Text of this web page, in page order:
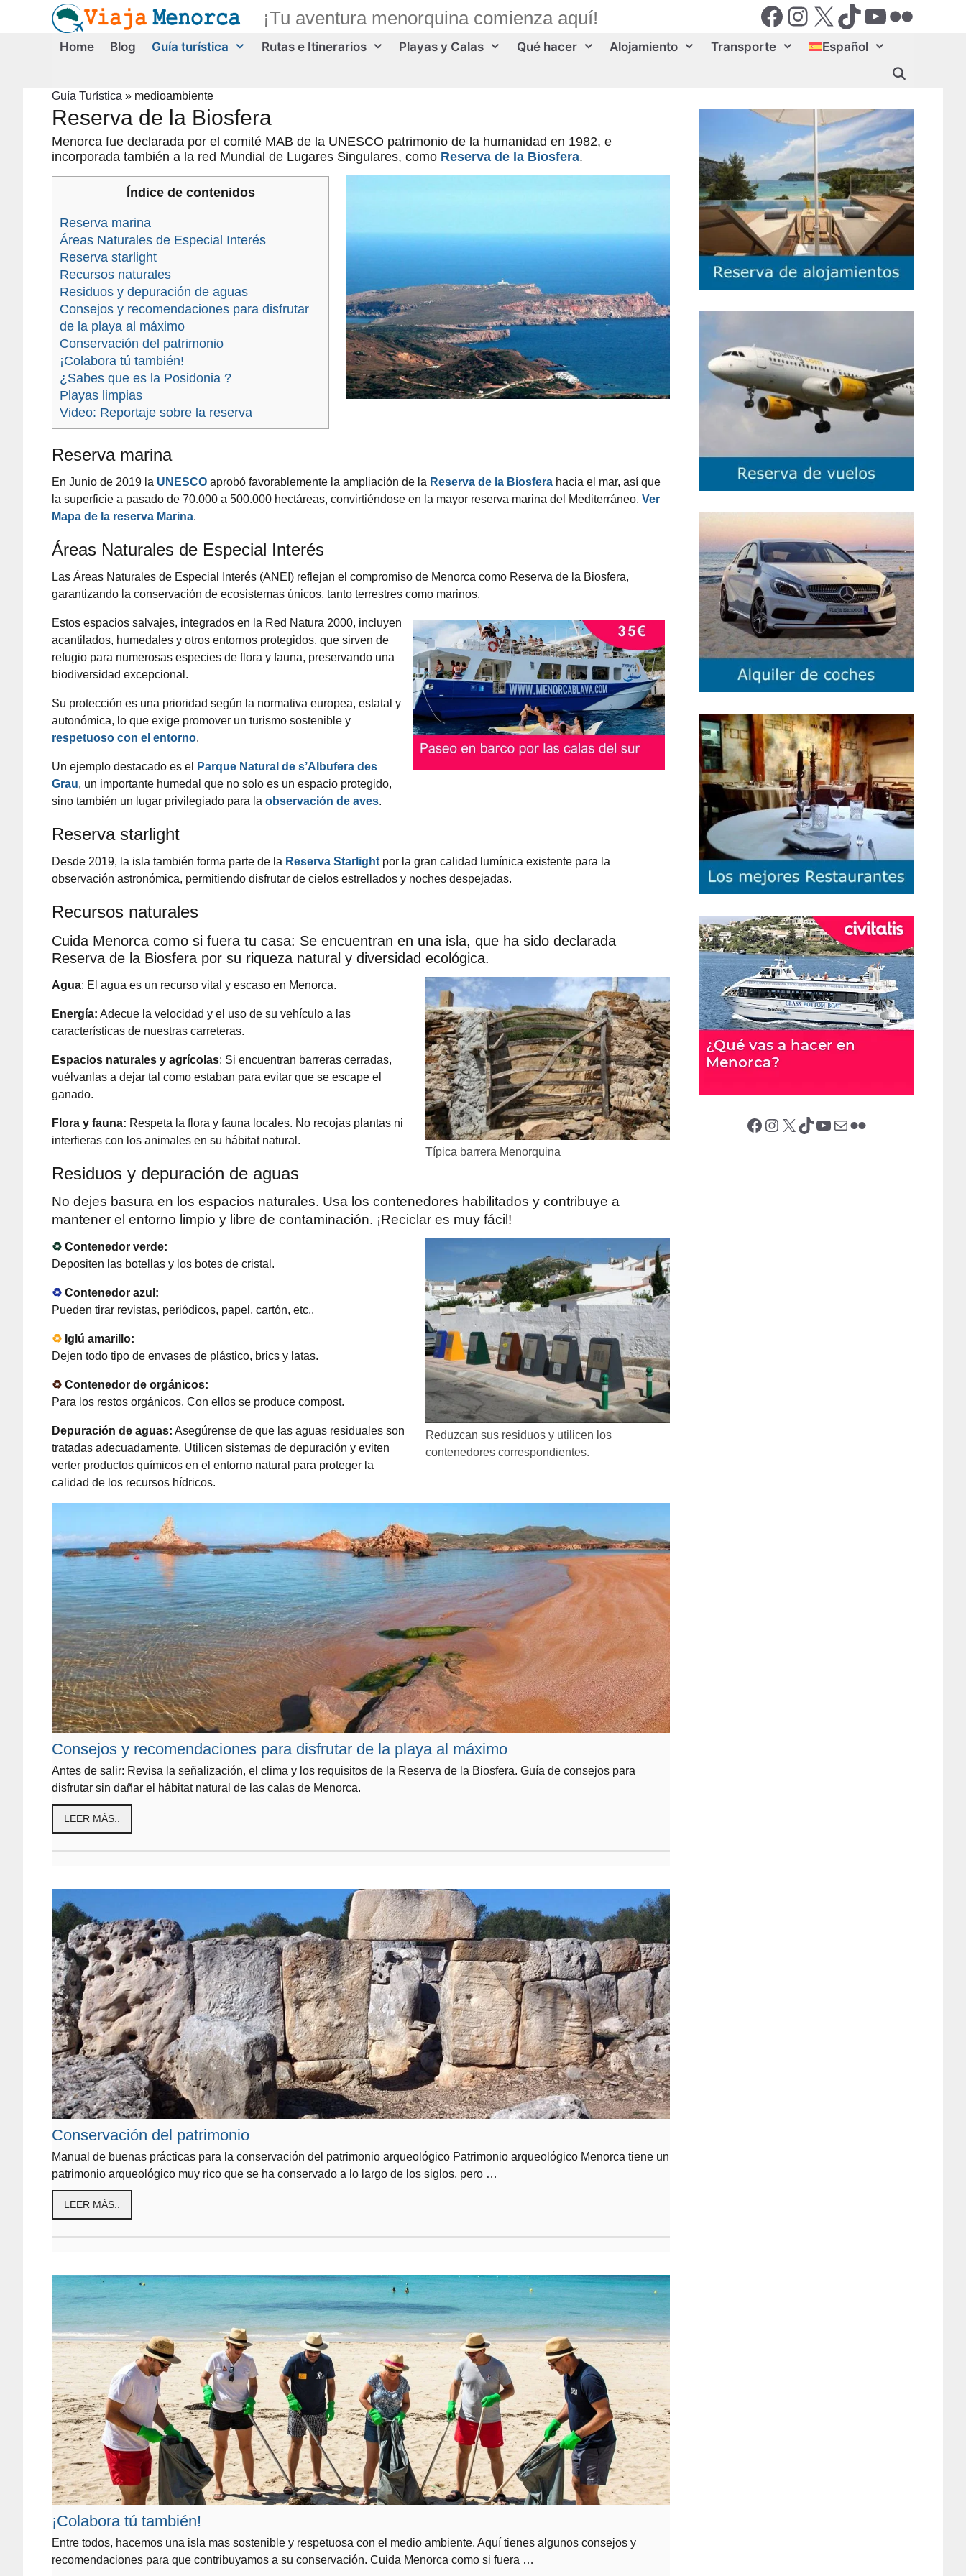
Facebook
Instagram
X (Twiter)
TikTok
YouTube
Flickr
¡Tu aventura menorquina comienza aquí!
Home Blog Guía turística Rutas e Itinerarios Playas y Calas Qué hacer Alojamiento Transporte Español
Guía Turística » medioambiente
Reserva de la Biosfera
Menorca fue declarada por el comité MAB de la UNESCO patrimonio de la humanidad en 1982, e
incorporada también a la red Mundial de Lugares Singulares, como Reserva de la Biosfera.
Índice de contenidos
Reserva marina
Áreas Naturales de Especial Interés
Reserva starlight
Recursos naturales
Residuos y depuración de aguas
Consejos y recomendaciones para disfrutar
de la playa al máximo
Conservación del patrimonio
¡Colabora tú también!
¿Sabes que es la Posidonia ?
Playas limpias
Video: Reportaje sobre la reserva
Reserva marina
En Junio de 2019 la UNESCO aprobó favorablemente la ampliación de la Reserva de la Biosfera hacia el mar, así que
la superficie a pasado de 70.000 a 500.000 hectáreas, convirtiéndose en la mayor reserva marina del Mediterráneo. Ver
Mapa de la reserva Marina.
Áreas Naturales de Especial Interés
Las Áreas Naturales de Especial Interés (ANEI) reflejan el compromiso de Menorca como Reserva de la Biosfera,
garantizando la conservación de ecosistemas únicos, tanto terrestres como marinos.
Estos espacios salvajes, integrados en la Red Natura 2000, incluyen
acantilados, humedales y otros entornos protegidos, que sirven de
refugio para numerosas especies de flora y fauna, preservando una
biodiversidad excepcional.
Su protección es una prioridad según la normativa europea, estatal y
autonómica, lo que exige promover un turismo sostenible y
respetuoso con el entorno.
Un ejemplo destacado es el
Parque Natural de s’Albufera des
Grau, un importante humedal que no solo es un espacio protegido,
sino también un lugar privilegiado para la observación de aves.
Reserva starlight
Desde 2019, la isla también forma parte de la Reserva Starlight por la gran calidad lumínica existente para la
observación astronómica, permitiendo disfrutar de cielos estrellados y noches despejadas.
Recursos naturales
Cuida Menorca como si fuera tu casa: Se encuentran en una isla, que ha sido declarada
Reserva de la Biosfera por su riqueza natural y diversidad ecológica.
Típica barrera Menorquina
Agua: El agua es un recurso vital y escaso en Menorca.
Energía: Adecue la velocidad y el uso de su vehículo a las
características de nuestras carreteras.
Espacios naturales y agrícolas: Si encuentran barreras cerradas,
vuélvanlas a dejar tal como estaban para evitar que se escape el
ganado.
Flora y fauna: Respeta la flora y fauna locales. No recojas plantas ni
interfieras con los animales en su hábitat natural.
Residuos y depuración de aguas
No dejes basura en los espacios naturales. Usa los contenedores habilitados y contribuye a
mantener el entorno limpio y libre de contaminación. ¡Reciclar es muy fácil!
Reduzcan sus residuos y utilicen los
contenedores correspondientes.
♻ Contenedor verde:
Depositen las botellas y los botes de cristal.
♻ Contenedor azul:
Pueden tirar revistas, periódicos, papel, cartón, etc..
♻ Iglú amarillo:
Dejen todo tipo de envases de plástico, brics y latas.
♻ Contenedor de orgánicos:
Para los restos orgánicos. Con ellos se produce compost.
Depuración de aguas: Asegúrense de que las aguas residuales son
tratadas adecuadamente. Utilicen sistemas de depuración y eviten
verter productos químicos en el entorno natural para proteger la
calidad de los recursos hídricos.
Consejos y recomendaciones para disfrutar de la playa al máximo
Antes de salir: Revisa la señalización, el clima y los requisitos de la Reserva de la Biosfera. Guía de consejos para
disfrutar sin dañar el hábitat natural de las calas de Menorca.
LEER MÁS..
Conservación del patrimonio
Manual de buenas prácticas para la conservación del patrimonio arqueológico Patrimonio arqueológico Menorca tiene un
patrimonio arqueológico muy rico que se ha conservado a lo largo de los siglos, pero …
LEER MÁS..
¡Colabora tú también!
Entre todos, hacemos una isla mas sostenible y respetuosa con el medio ambiente. Aquí tienes algunos consejos y
recomendaciones para que contribuyamos a su conservación. Cuida Menorca como si fuera …
Facebook Instagram X (Twitter) TikTok YouTube Correo electrónico Flickr